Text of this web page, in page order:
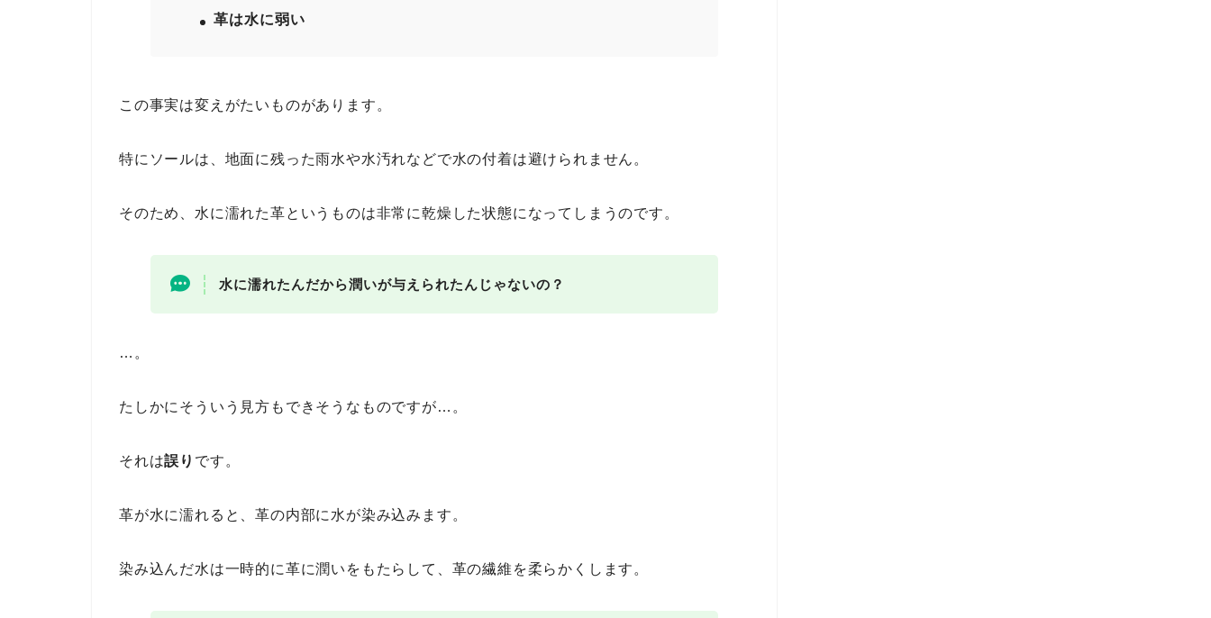
革は水に弱い
この事実は変えがたいものがあります。
特にソールは、地面に残った雨水や水汚れなどで水の付着は避けられません。
そのため、水に濡れた革というものは非常に乾燥した状態になってしまうのです。
水に濡れたんだから潤いが与えられたんじゃないの？
…。
たしかにそういう見方もできそうなものですが…。
それは誤り です。
革が水に濡れると、革の内部に水が染み込みます。
染み込んだ水は一時的に革に潤いをもたらして、革の繊維を柔らかくします。